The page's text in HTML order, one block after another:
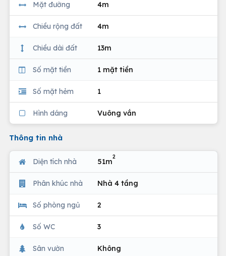
Mặt đường 4m
Chiều rộng đất 4m
Chiều dài đất 13m
Số mặt tiền 1 mặt tiền
Số mặt hẻm 1
Hình dáng Vuông vắn
Thông tin nhà
Diện tích nhà 51m
2
Phân khúc nhà Nhà 4 tầng
Số phòng ngủ 2
Số WC 3
Sân vườn Không